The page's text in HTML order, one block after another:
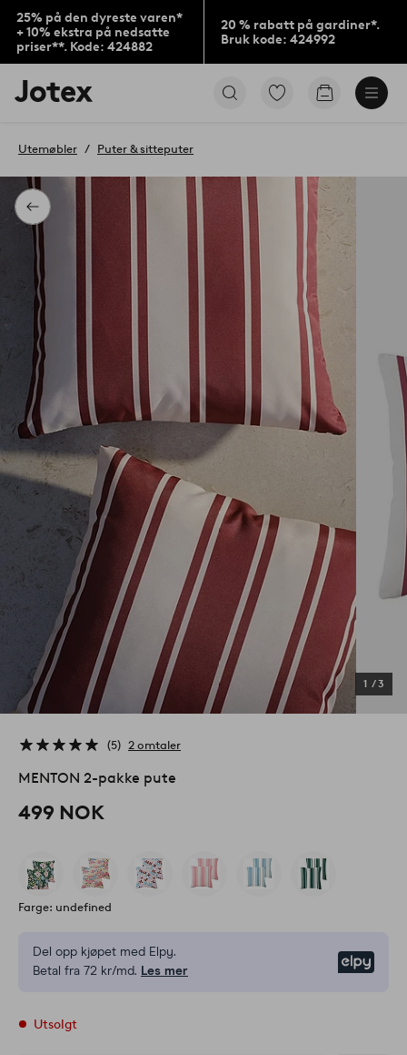
25% på den dyreste varen*
+ 10% ekstra på nedsatte
priser**. Kode: 424882
20 % rabatt på gardiner*.
Bruk kode: 424992
Jotex’
logo
til
Gå
Gå
Tilbake
Utemøbler Puter & sitteputer
1 /3
5 2 omtaler
MENTON 2-pakke pute
499 NOK
Farge: undefined
Del opp kjøpet med Elpy.
Betal fra 72 kr/md. Les mer
Utsolgt